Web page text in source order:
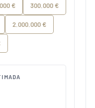
€ 300.000 €
2.000.000 €